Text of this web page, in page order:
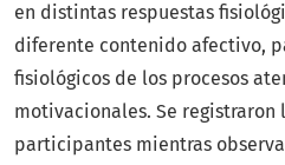
en distintas respuestas
diferente contenido afectivo,
fisiológicos de los procesos
motivacionales. Se registraron
participantes mientras